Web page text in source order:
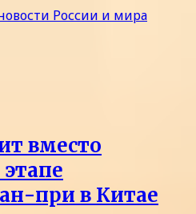
вместо
при в Китае